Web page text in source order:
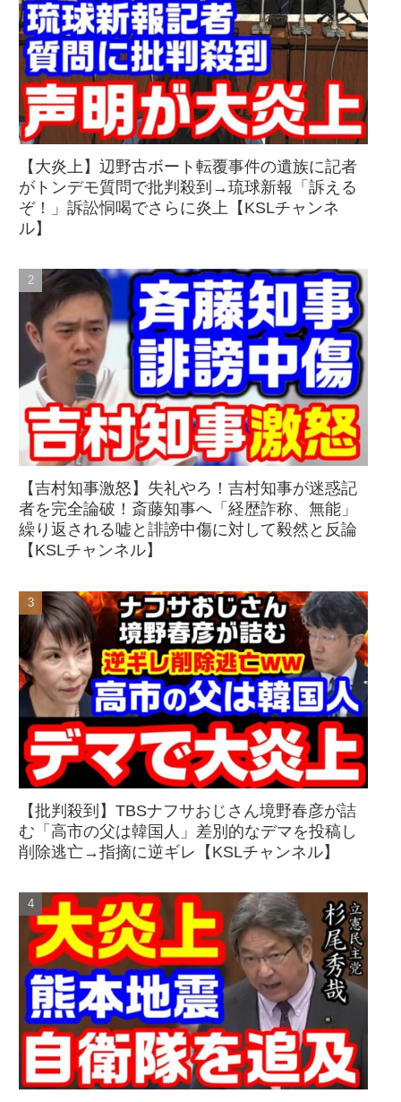
【大炎上】辺野古ボート転覆事件の遺族に記者
がトンデモ質問で批判殺到→琉球新報「訴える
ぞ！」訴訟恫喝でさらに炎上【KSLチャンネ
ル】
【吉村知事激怒】失礼やろ！吉村知事が迷惑記
者を完全論破！斎藤知事へ「経歴詐称、無能」
繰り返される嘘と誹謗中傷に対して毅然と反論
【KSLチャンネル】
【批判殺到】TBSナフサおじさん境野春彦が詰
む「高市の父は韓国人」差別的なデマを投稿し
削除逃亡→指摘に逆ギレ【KSLチャンネル】